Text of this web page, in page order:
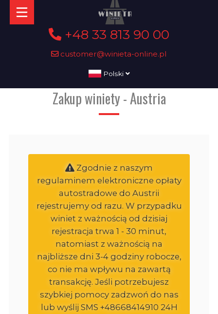
+48 33 813 90 00
customer@winieta-online.pl
Polski
Zakup winiety - Austria
Zgodnie z naszym
regulaminem elektroniczne opłaty
autostradowe do Austrii
rejestrujemy od razu. W przypadku
winiet z ważnością od dzisiaj
rejestracja trwa 1 - 30 minut,
natomiast z ważnością na
najbliższe dni 3-4 godziny robocze,
co nie ma wpływu na zawartą
transakcję. Jeśli potrzebujesz
szybkiej pomocy zadzwoń do nas
lub wyślij SMS +48668414910 24H